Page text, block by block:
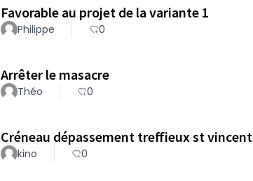
Favorable au projet de la variante 1
Philippe 0
Arrêter le masacre
Théo 0
Créneau dépassement treffieux st vincent
kino 0